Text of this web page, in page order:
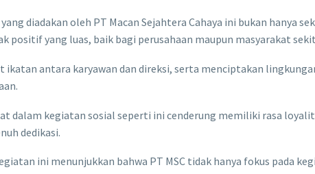
diadakan oleh PT Macan Sejahtera Cahaya ini bukan hanya
positif yang luas, baik bagi perusahaan maupun masyarakat
ikatan antara karyawan dan direksi, serta menciptakan
dalam kegiatan sosial seperti ini cenderung memiliki rasa
dedikasi.
ini menunjukkan bahwa PT MSC tidak hanya fokus pada